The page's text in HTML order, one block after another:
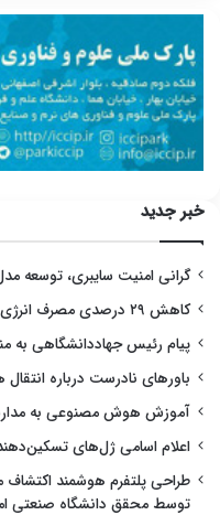
خبر جدید
گرانی امنیت سایبری، توسعه
کاهش ۲۹ درصدی مصرف انرژی ساختمان‌ها با یک طراحی هوشمند
پیام رئیس جهاددانشگاهی به
باورهای نادرست درباره انتقال
آموزش هوش مصنوعی به
اعلام اسامی ژل‌های
طراحی پلتفرم هوشمند
توسط محقق دانشگاه صنعتی